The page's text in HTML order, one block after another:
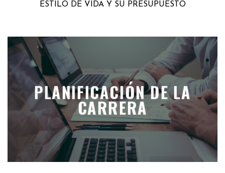
ESTILO DE VIDA Y SU PRESUPUESTO
PLANIFICACIÓN DE LA
CARRERA